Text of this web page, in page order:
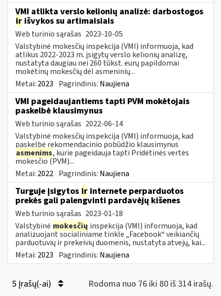
VMI atlikta verslo kelionių analizė: darbostogos
ir išvykos su artimaisiais
Web turinio sąrašas 2023-10-05
Valstybinė mokesčių inspekcija (VMI) informuoja, kad
atlikus 2022-2023 m. įsigytų verslo kelionių analizę,
nustatyta daugiau nei 260 tūkst. eurų papildomai
mokėtinų mokesčių dėl asmeninių...
Metai: 2023 Pagrindinis: Naujiena
VMI pageidaujantiems tapti PVM mokėtojais
paskelbė klausimynus
Web turinio sąrašas 2022-06-14
Valstybinė mokesčių inspekcija (VMI) informuoja, kad
paskelbė rekomendacinio pobūdžio klausimynus
asmenims, kurie pageidauja tapti Pridėtinės vertės
mokesčio (PVM)...
Metai: 2022 Pagrindinis: Naujiena
Turguje įsigytos ir internete perparduotos
prekės gali palengvinti pardavėjų kišenes
Web turinio sąrašas 2023-01-18
Valstybinė mokesčių inspekcija (VMI) informuoja, kad
analizuojant socialiniame tinkle „Facebook“ veikiančių
parduotuvių ir prekeivių duomenis, nustatyta atvejų, kai...
Metai: 2023 Pagrindinis: Naujiena
5 Įrašų(-ai) Rodoma nuo 76 iki 80 iš 314 irašų.